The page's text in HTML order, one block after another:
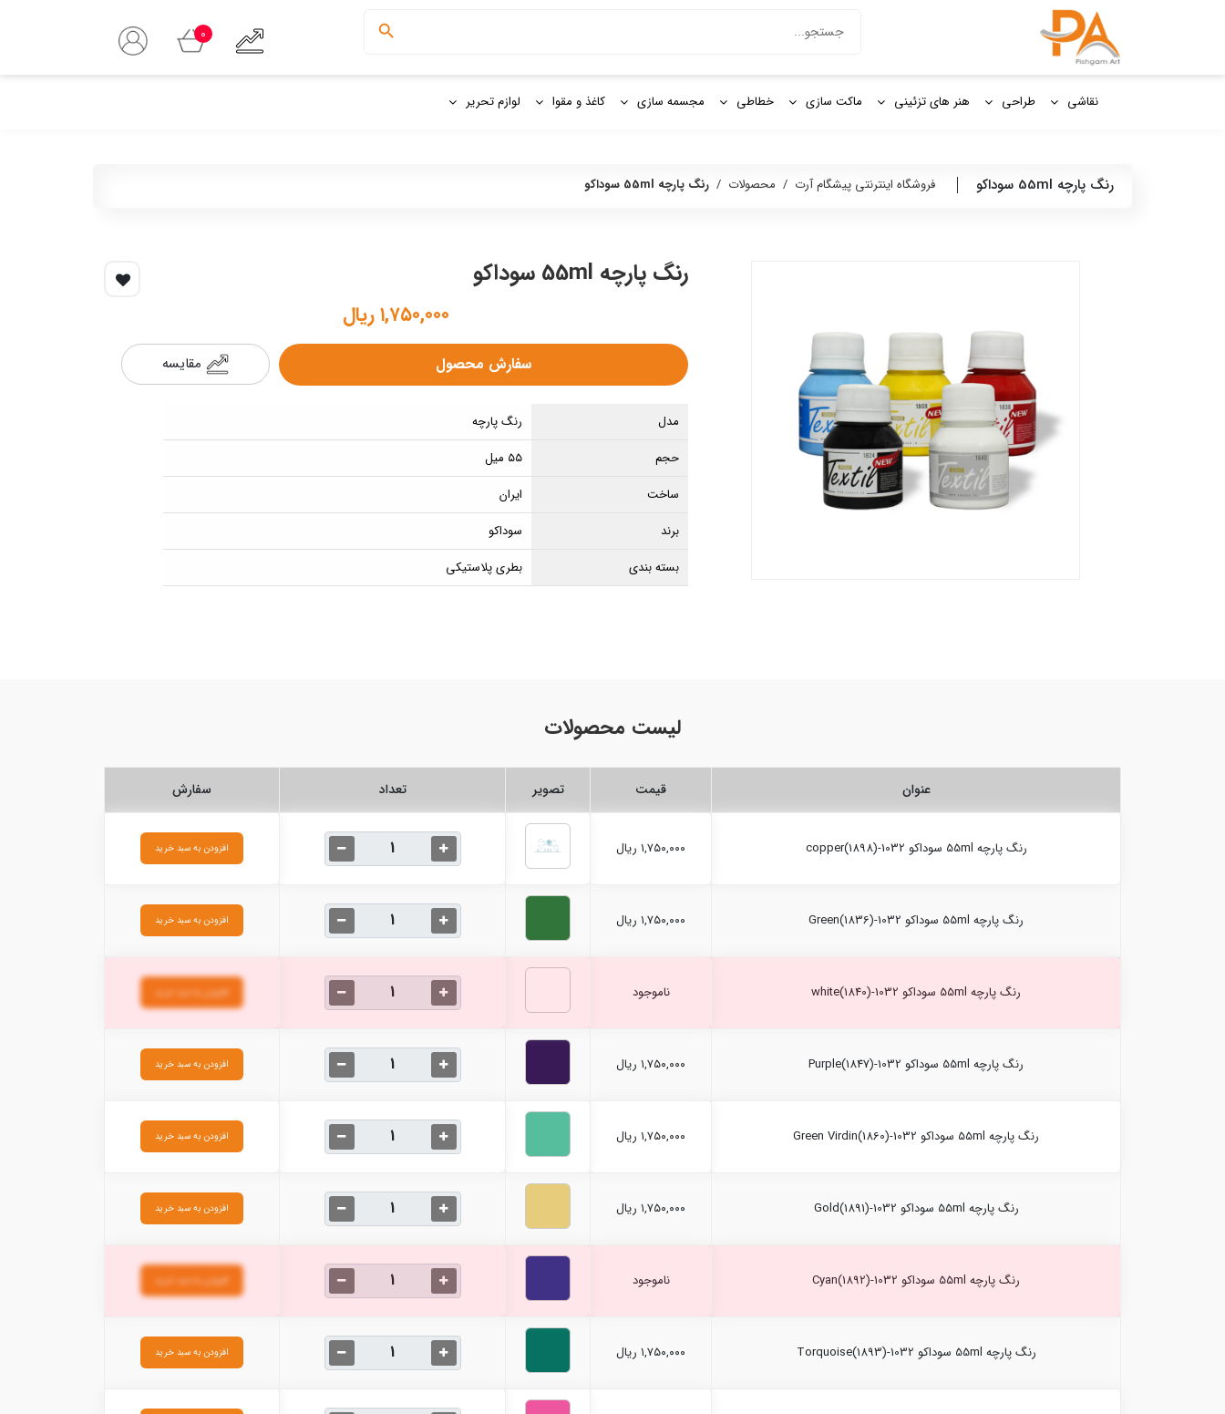
برای: 0
نقاشی طراحی هنر های تزئینی ماکت سازی خطاطی مجسمه سازی کاغذ و مقوا لوازم تحریر
رنگ پارچه 55ml سوداكو فروشگاه اینترنتی پیشگام آرت / محصولات / رنگ پارچه 55ml سوداكو
رنگ پارچه 55ml سوداكو
۱,۷۵۰,۰۰۰ ریال
سفارش محصول مقایسه
مدل
رنگ پارچه
حجم
۵۵ میل
ساخت
ایران
برند
سوداکو
بسته بندی
بطری پلاستیکی
لیست محصولات
عنوان قیمت تصویر تعداد سفارش
رنگ پارچه 55ml سوداکو copper(1898)-1032 ۱,۷۵۰,۰۰۰ ریال افزودن به سبد خرید
رنگ پارچه 55ml سوداکو Green(1836)-1032 ۱,۷۵۰,۰۰۰ ریال افزودن به سبد خرید
رنگ پارچه 55ml سوداکو white(1840)-1032 ناموجود افزودن به سبد خرید
رنگ پارچه 55ml سوداکو Purple(1847)-1032 ۱,۷۵۰,۰۰۰ ریال افزودن به سبد خرید
رنگ پارچه 55ml سوداکو Green Virdin(1860)-1032 ۱,۷۵۰,۰۰۰ ریال افزودن به سبد خرید
رنگ پارچه 55ml سوداکو Gold(1891)-1032 ۱,۷۵۰,۰۰۰ ریال افزودن به سبد خرید
رنگ پارچه 55ml سوداکو Cyan(1892)-1032 ناموجود افزودن به سبد خرید
رنگ پارچه 55ml سوداکو Torquoise(1893)-1032 ۱,۷۵۰,۰۰۰ ریال افزودن به سبد خرید